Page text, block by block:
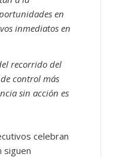
en
inmediatos en
recorrido del
control más
sin acción es
celebran
siguen